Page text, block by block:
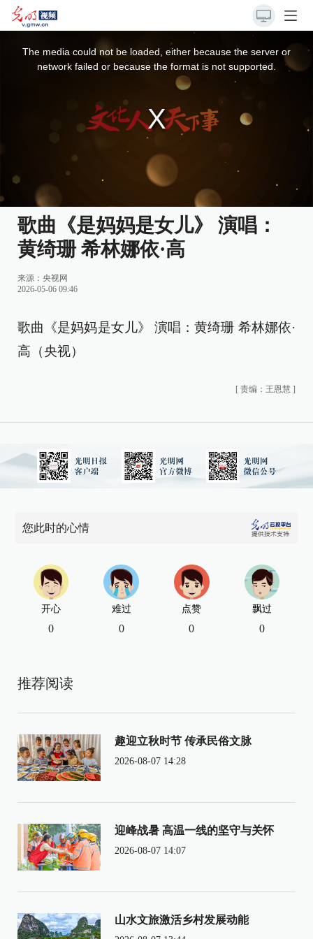
The media could not be loaded, either because the server or
network failed or because the format is not supported.
歌曲《是妈妈是女儿》 演唱：
黄绮珊 希林娜依·高
来源： 央视网
2026-05-06 09:46
歌曲《是妈妈是女儿》 演唱：黄绮珊 希林娜依·
高（央视）
[ 责编：王恩慧 ]
您此时的心情
开心
0
难过
0
点赞
0
飘过
0
推荐阅读
趣迎立秋时节 传承民俗文脉
2026-08-07 14:28
迎峰战暑 高温一线的坚守与关怀
2026-08-07 14:07
山水文旅激活乡村发展动能